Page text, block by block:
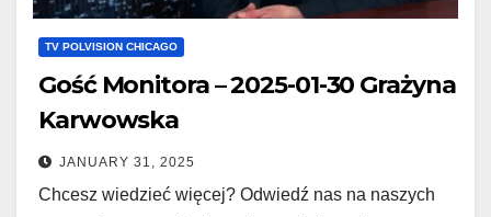
TV POLVISION CHICAGO
Gość Monitora – 2025-01-30 Grażyna
Karwowska
JANUARY 31, 2025
Chcesz wiedzieć więcej? Odwiedź nas na naszych